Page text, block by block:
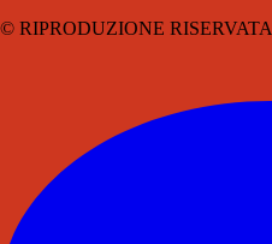
© RIPRODUZIONE RISERVATA